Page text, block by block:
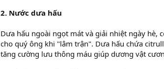
2. Nước dưa hấu
Dưa hấu ngoài ngọt mát và giải nhiệt ngày hè,
cho quý ông khi "lâm trận". Dưa hấu chứa
tăng cường lưu thông máu giúp dương vật